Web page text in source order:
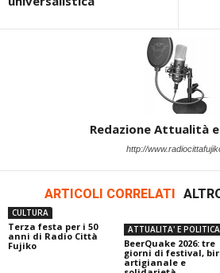
Redazione Attualità
http://
ARTICOLI CORRELATI
CULTURA
Terza festa per i 50
anni di Radio Città
Fujiko
ATTUALITA' E POLITICA
BeerQuake 2026: tre
giorni di festival,
artigianale e